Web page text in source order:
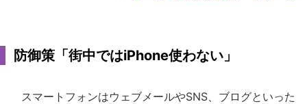
防御策「街中ではiPhone使わない」
スマートフォンはウェブメールやSNS、ブログといった